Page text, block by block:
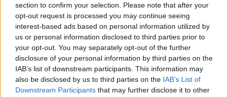
section to confirm your selection. Please note that after your
opt-out request is processed you may continue seeing
interest-based ads based on personal information utilized by
us or personal information disclosed to third parties prior to
your opt-out. You may separately opt-out of the further
disclosure of your personal information by third parties on the
IAB’s list of downstream participants. This information may
also be disclosed by us to third parties on the IAB’s List of
Downstream Participants that may further disclose it to other
– Han kommer att vara superbra och jag tror att han
kommer att vara toppcenter. Sedan produktivt, det får
vi se, men han kommer att vara jättebra.
Planen med Vejdemo
Lukas Vejdemo, 30, är en Djurgårdsprodukt och kom
till klubben från SDE som junior. Han spelade i SHL
mellan 2015 och 2018 innan han flyttade från